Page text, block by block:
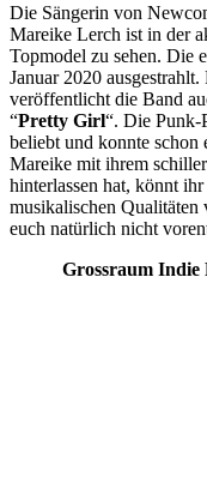
Die Sängerin von
Mareike Lerch ist in der
Topmodel zu sehen. Die
Januar 2020
veröffentlicht die Band
“Pretty Girl“. Die Punk-
beliebt und konnte
Mareike mit ihrem
hinterlassen hat, könnt
musikalischen
euch natürlich nicht
Grossraum Indie